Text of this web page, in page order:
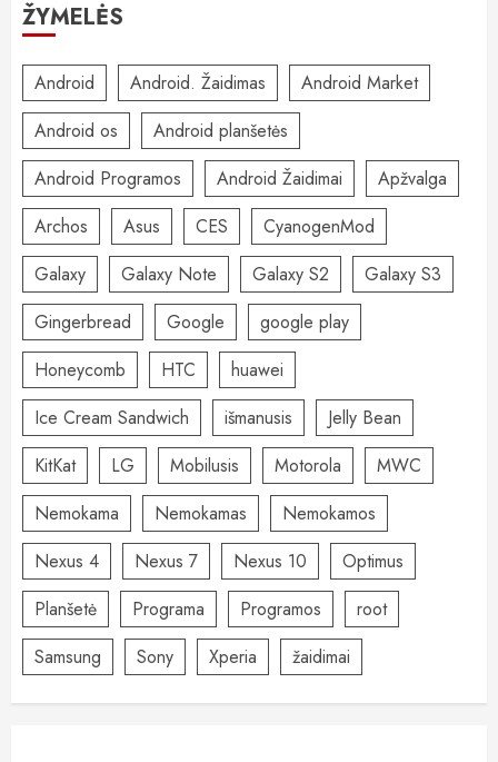
ŽYMELĖS
Android Android. Žaidimas
Android Market
Android os
Android planšetės
Android Programos
Android Žaidimai
Apžvalga
Archos
Asus CES
CyanogenMod
Galaxy
Galaxy Note Galaxy S2
Galaxy S3
Gingerbread
Google
google play
Honeycomb
HTC
huawei
Ice Cream Sandwich
išmanusis
Jelly Bean
KitKat
LG Mobilusis Motorola
MWC
Nemokama
Nemokamas
Nemokamos
Nexus 4
Nexus 7 Nexus 10
Optimus
Planšetė
Programa Programos
root
Samsung
Sony Xperia žaidimai